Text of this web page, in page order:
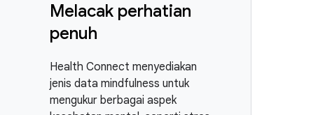
Melacak perhatian
penuh
Health Connect menyediakan
jenis data mindfulness untuk
mengukur berbagai aspek